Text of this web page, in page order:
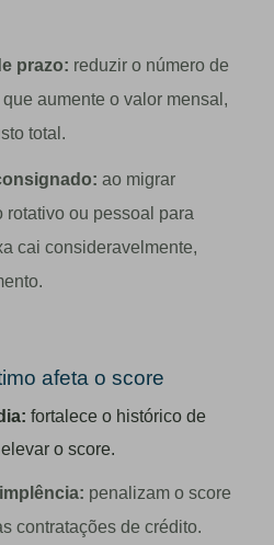
prazo: reduzir o número de
aumente o valor mensal,
total.
ao migrar
rotativo ou pessoal para
cai consideravelmente,
afeta o score
fortalece o histórico de
o score.
penalizam o score
contratações de crédito.